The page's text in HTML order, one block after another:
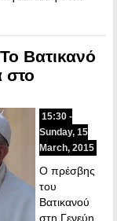
Βατικανό
στο
15:30 -
Sunday, 15
March, 2015
Ο πρέσβης
του
Βατικανού
στη Γενεύη